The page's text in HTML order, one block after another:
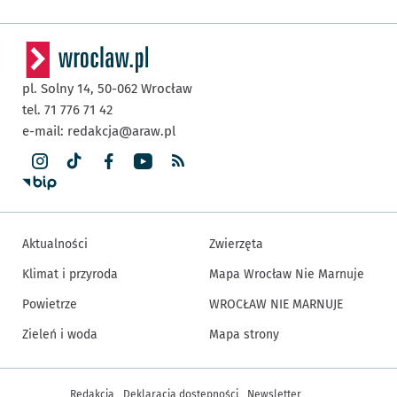
pl. Solny 14, 50-062 Wrocław
tel. 71 776 71 42
e-mail: redakcja@araw.pl
Aktualności
Klimat i przyroda
Powietrze
Zieleń i woda
Zwierzęta
Mapa Wrocław Nie Marnuje
WROCŁAW NIE MARNUJE
Mapa strony
Inne informacje
Redakcja Deklaracja dostępności Newsletter